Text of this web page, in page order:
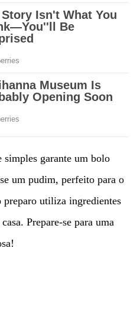
simples garante um bolo
um pudim, perfeito para o
utiliza ingredientes
Prepare-se para uma